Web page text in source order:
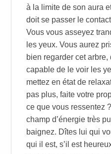
à la limite de son aura
doit se passer le
Vous vous asseyez
les yeux. Vous aurez
bien regarder cet
capable de le voir les
mettez en état de
pas plus, faite votre
ce que vous ressentez
champ d’énergie très
baignez. Dîtes lui qui
qui il est, s’il est